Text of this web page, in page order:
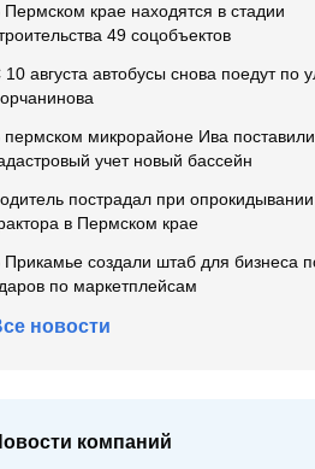
Пермском крае находятся в стадии
49 соцобъектов
10 августа автобусы снова поедут по
пермском микрорайоне Ива
учет новый бассейн
пострадал при опрокидывании
в Пермском крае
Прикамье создали штаб для бизнеса
по маркетплейсам
новости
компаний